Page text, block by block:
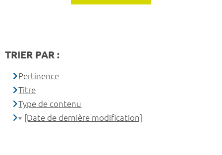
TRIER PAR :
Pertinence
Titre
Type de contenu
[Date de dernière modification]